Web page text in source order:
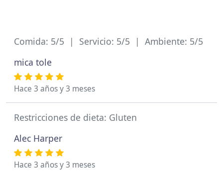
Comida: 5/5 | Servicio: 5/5 | Ambiente: 5/5
mica tole
Hace 3 años y 3 meses
Restricciones de dieta: Gluten
Alec Harper
Hace 3 años y 3 meses